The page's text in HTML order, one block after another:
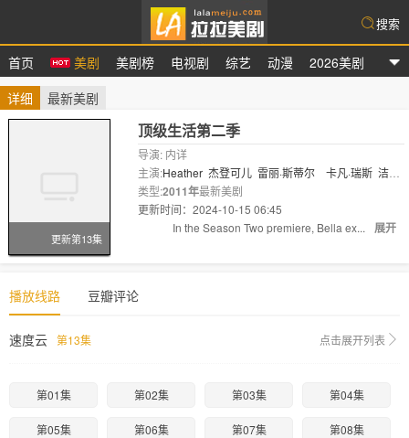
首页 美剧 美剧榜 电视剧 综艺 动漫 2026美剧
搜索
详细 最新美剧
更新第13集
顶级生活第二季
导演: 内详
主演:Heather 杰登可儿 雷丽·斯蒂尔 卡凡·瑞斯 洁丝
汀·娇丽
类型:2011年最新美剧
更新时间：2024-10-15 06:45
In the Season Two premiere, Bella ex... 展开
播放线路 豆瓣评论
速度云 第13集 点击展开列表
第01集 第02集 第03集 第04集
第05集 第06集 第07集 第08集